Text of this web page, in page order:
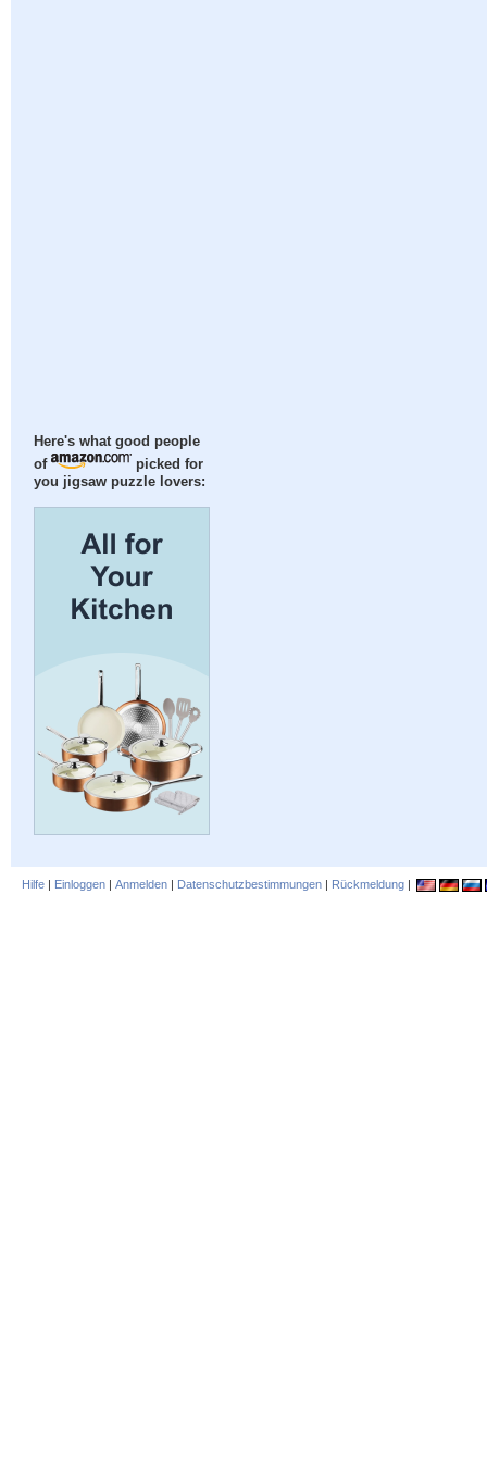
Here's what good people
of
picked for
you jigsaw puzzle lovers:
Hilfe | Einloggen | Anmelden | Datenschutzbestimmungen | Rückmeldung |